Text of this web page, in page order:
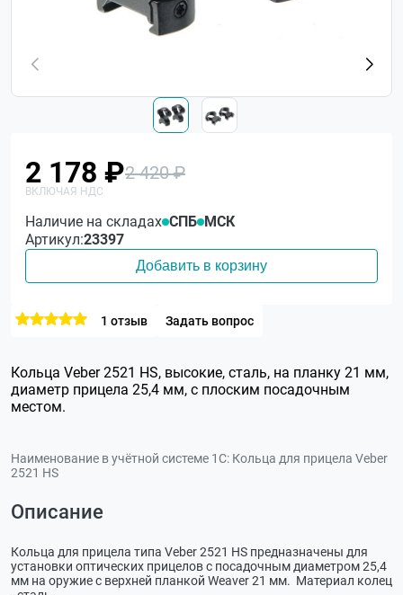
2 178 ₽2 420 ₽
Наличие на складах СПБ МСК
Артикул:23397
Добавить в корзину
1 отзыв Задать вопрос
Кольца Veber 2521 HS, высокие, сталь, на планку 21 мм,
диаметр прицела 25,4 мм, с плоским посадочным
местом.
Наименование в учётной системе 1С: Кольца для прицела Veber
2521 HS
Описание
Кольца для прицела типа Veber 2521 HS предназначены для
установки оптических прицелов с посадочным диаметром 25,4
мм на оружие с верхней планкой Weaver 21 мм. Материал колец